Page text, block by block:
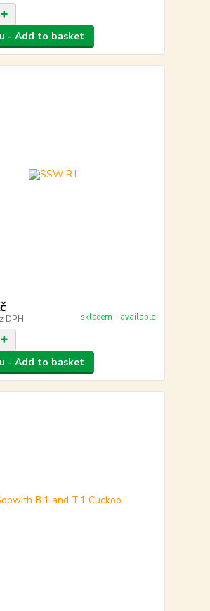
- Add to basket
DPH skladem - available
- Add to basket